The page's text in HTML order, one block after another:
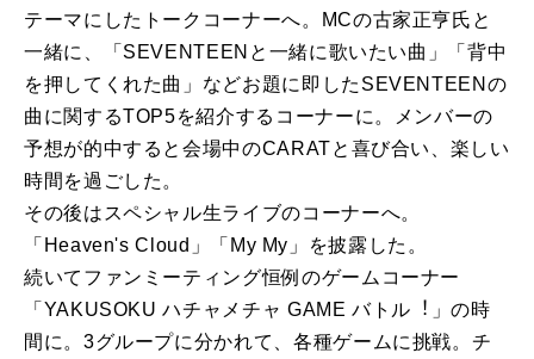
テーマにしたトークコーナーへ。MCの古家正亨氏と
一緒に、「SEVENTEENと一緒に歌いたい曲」「背中
を押してくれた曲」などお題に即したSEVENTEENの
曲に関するTOP5を紹介するコーナーに。メンバーの
予想が的中すると会場中のCARATと喜び合い、楽しい
時間を過ごした。
その後はスペシャル生ライブのコーナーへ。
「Heaven's Cloud」「My My」を披露した。
続いてファンミーティング恒例のゲームコーナー
「YAKUSOKU ハチャメチャ GAME バトル︕」の時
間に。3グループに分かれて、各種ゲームに挑戦。チ